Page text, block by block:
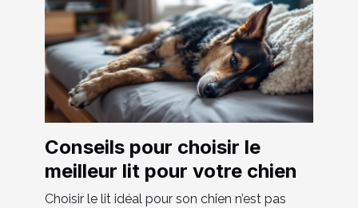
Conseils pour choisir le
meilleur lit pour votre chien
Choisir le lit idéal pour son chien n’est pas